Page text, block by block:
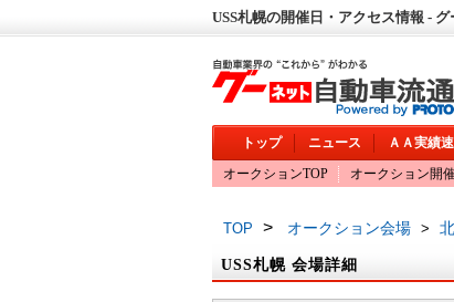
USS札幌の開催日・アクセス情報 -
トップ ニュース ＡＡ実績
オークションTOP
オークション開
TOP > オークション会場 >
USS札幌 会場詳細